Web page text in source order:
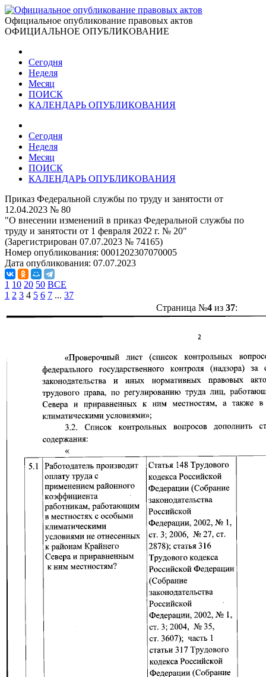
Официальное опубликование правовых актов
ОФИЦИАЛЬНОЕ ОПУБЛИКОВАНИЕ
Сегодня
Неделя
Месяц
ПОИСК
КАЛЕНДАРЬ ОПУБЛИКОВАНИЯ
Сегодня
Неделя
Месяц
ПОИСК
КАЛЕНДАРЬ ОПУБЛИКОВАНИЯ
Приказ Федеральной службы по труду и занятости от
12.04.2023 № 80
"О внесении изменений в приказ Федеральной службы по
труду и занятости от 1 февраля 2022 г. № 20"
(Зарегистрирован 07.07.2023 № 74165)
Номер опубликования: 0001202307070005
Дата опубликования: 07.07.2023
1 10 20 50 ВСЕ
1 2 3 4 5 6 7 ... 37
Страница №4из 37: